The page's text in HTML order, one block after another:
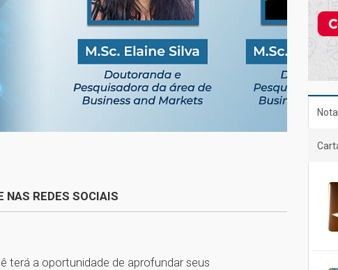
NAS REDES SOCIAIS
terá a oportunidade de aprofundar seus